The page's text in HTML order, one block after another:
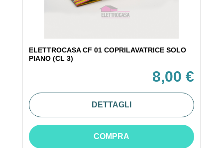
ELETTROCASA CF 01 COPRILAVATRICE SOLO
PIANO (CL 3)
8,00 €
DETTAGLI
COMPRA